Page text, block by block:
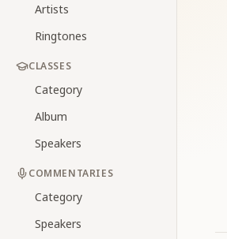
Artists
Ringtones
CLASSES
Category
Album
Speakers
COMMENTARIES
Category
Speakers